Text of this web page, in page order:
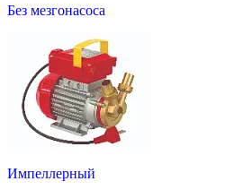
Без мезгонасоса
Импеллерный